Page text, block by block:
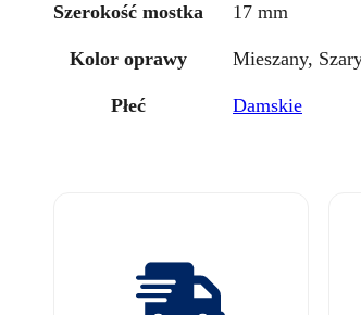
Szerokość mostka 17 mm
Kolor oprawy Mieszany,
Płeć Damskie